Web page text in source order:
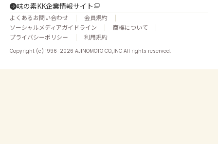
味の素KK企業情報サイト
よくあるお問い合わせ
会員規約
ソーシャルメディアガイドライン
商標について
プライバシーポリシー
利用規約
Copyright (c) 1996-2026 AJINOMOTO CO.,INC All rights reserved.